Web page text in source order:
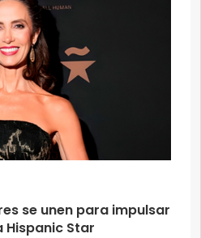
se unen para impulsar
Hispanic Star